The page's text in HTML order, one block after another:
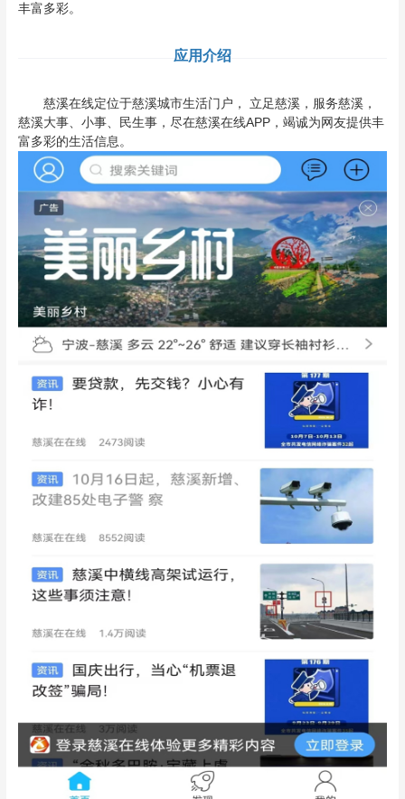
丰富多彩。
应用介绍
慈溪在线定位于慈溪城市生活门户， 立足慈溪，服务慈溪，
慈溪大事、小事、民生事，尽在慈溪在线APP，竭诚为网友提供丰
富多彩的生活信息。